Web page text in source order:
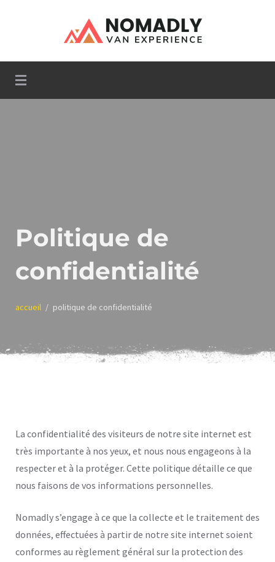
Nomadly
Politique de
confidentialité
accueil politique de confidentialité
La confidentialité des visiteurs de notre site internet est
très importante à nos yeux, et nous nous engageons à la
respecter et à la protéger. Cette politique détaille ce que
nous faisons de vos informations personnelles.
Nomadly s’engage à ce que la collecte et le traitement des
données, effectuées à partir de notre site internet soient
conformes au règlement général sur la protection des